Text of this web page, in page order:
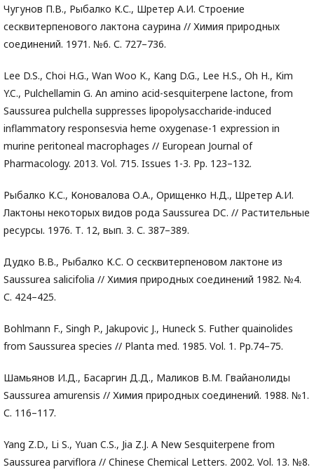
Чугунов П.В., Рыбалко К.С., Шретер А.И. Строение
сесквитерпенового лактона саурина // Химия природных
соединений. 1971. №6. С. 727–736.
Lee D.S., Choi H.G., Wan Woo K., Kang D.G., Lee H.S., Oh H., Kim
Y.C., Pulchellamin G. An amino acid-sesquiterpene lactone, from
Saussurea pulchella suppresses lipopolysaccharide-induced
inflammatory responsesvia heme oxygenase-1 expression in
murine peritoneal macrophages // European Journal of
Pharmacology. 2013. Vol. 715. Issues 1-3. Pp. 123–132.
Рыбалко К.С., Коновалова О.А., Орищенко Н.Д., Шретер А.И.
Лактоны некоторых видов рода Saussurea DC. // Растительные
ресурсы. 1976. Т. 12, вып. 3. С. 387–389.
Дудко В.В., Рыбалко К.С. О сесквитерпеновом лактоне из
Saussurea salicifolia // Химия природных соединений 1982. №4.
С. 424–425.
Bohlmann F., Singh P., Jakupovic J., Huneck S. Futher quainolides
from Saussurea species // Planta med. 1985. Vol. 1. Pp.74–75.
Шамьянов И.Д., Басаргин Д.Д., Маликов В.М. Гвайанолиды
Saussurea amurensis // Химия природных соединений. 1988. №1.
С. 116–117.
Yang Z.D., Li S., Yuan C.S., Jia Z.J. A New Sesquiterpene from
Saussurea parviflora // Chinese Chemical Letters. 2002. Vol. 13. №8.